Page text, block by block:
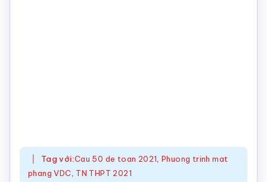
Tag với:Cau 50 de toan 2021,Phuong trinh mat
phang VDC, TN THPT 2021